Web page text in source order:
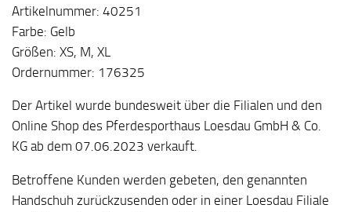
Artikelnummer: 40251
Farbe: Gelb
Größen: XS, M, XL
Ordernummer: 176325
Der Artikel wurde bundesweit über die Filialen und den
Online Shop des Pferdesporthaus Loesdau GmbH & Co.
KG ab dem 07.06.2023 verkauft.
Betroffene Kunden werden gebeten, den genannten
Handschuh zurückzusenden oder in einer Loesdau Filiale